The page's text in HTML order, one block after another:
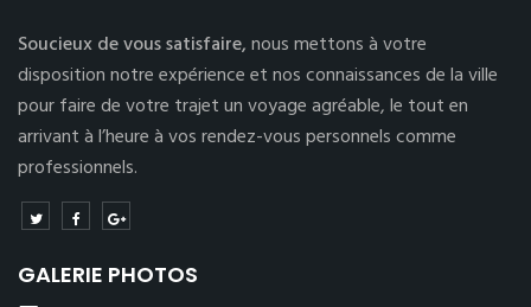
Soucieux de vous satisfaire,nous mettons à votre
disposition notre expérience et nos connaissances de la ville
pour faire de votre trajet un voyage agréable, le tout en
arrivant à l’heure à vos rendez-vous personnels comme
professionnels.
GALERIE PHOTOS